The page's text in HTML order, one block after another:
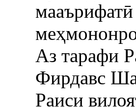
Аз тарафи
Фирдавс
Раиси